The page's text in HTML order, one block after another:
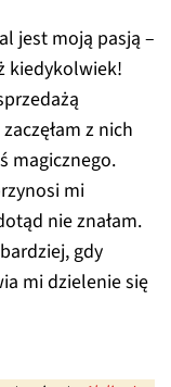
jest moją pasją –
kiedykolwiek!
z nich
magicznego.
mi
nie znałam.
gdy
mi dzielenie się